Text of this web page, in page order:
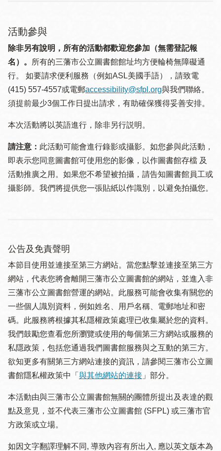
活動參與
除非另有說明，所有的活動都歡迎您參加（無需登記報
名）。
所有的三藩市公立圖書館館址均方便輪椅無障礙通
行。 如要請求便利服務（例如ASL美國手語），請致電
(415) 557-4557或電郵accessibility@sfpl.org與我們聯絡。
須提 前最少3個工作日提出請求，有助確保獲得妥善安排。
本次活動將以英語進行，除非另行説明。
請注意： 此活動可能會進行錄影或攝影。如您參與此活動，
即表示您同意圖書館可使用您的影像，以作圖書館存檔 及
活動推廣之用。如果您不希望被拍攝，請告知圖書館員工或
攝影師。我們將提供您一張貼紙以作識別，以避免拍攝您。
公告及免責聲明
本節目使用並連接至第三方網站。當您點擊並連接至第三方
網站，代表您將會離開三藩市公立圖書館的網站，並進入非
三藩市公立圖書館營運的網站。此服務可能會收集有關您的
一些個人識別資料，例如姓名、用戶名稱、電郵地址和密
碼。此服務將根據其私隱權政策處理已收集屬於您的資料。
我們鼓勵您查看您所瀏覽或使用的每個第三方網站或服務的
私隱政策，包括您通過我們圖書館服務與之互動的第三方。
欲知更多有關第三方網站連接的資訊，請參閱三藩市公立圖
書館隱私權政策中「 與其他網站的連接 」部分。
本活動由與三藩市公立圖書館無關的團體所提出及表達的觀
點及意見，並不代表三藩市公立圖書館 (SFPL) 或三藩市官
方政策或立場。
如因文字翻譯理解不同, 導致內容有所出入, 應以英文版本為